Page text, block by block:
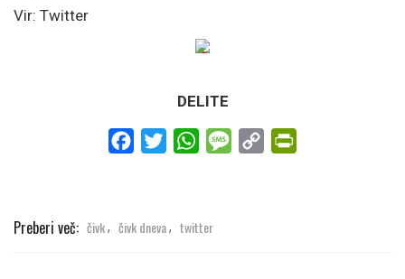
Vir: Twitter
DELITE
Facebook
TwitterWhatsAppMessage
Copy
Link
Preberi več: čivk, čivk dneva, twitter